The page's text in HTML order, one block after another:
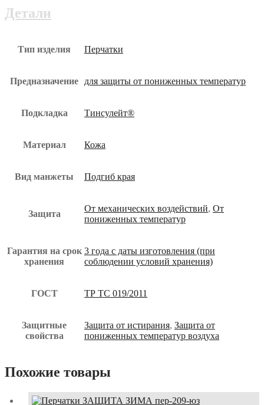
Детали
Тип изделия Перчатки
Предназначение для защиты от пониженных температур
Подкладка Тинсулейт®
Материал Кожа
Вид манжеты Подгиб края
Защита
От механических воздействий, От
пониженных температур
Гарантия на срок
хранения
3 года с даты изготовления (при
соблюдении условий хранения)
ГОСТ ТР ТС 019/2011
Защитные
свойства
Защита от истирания, Защита от
пониженных температур воздуха
Похожие товары